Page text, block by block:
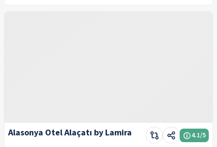
Alasonya Otel Alaçatı by Lamira 4.1/5